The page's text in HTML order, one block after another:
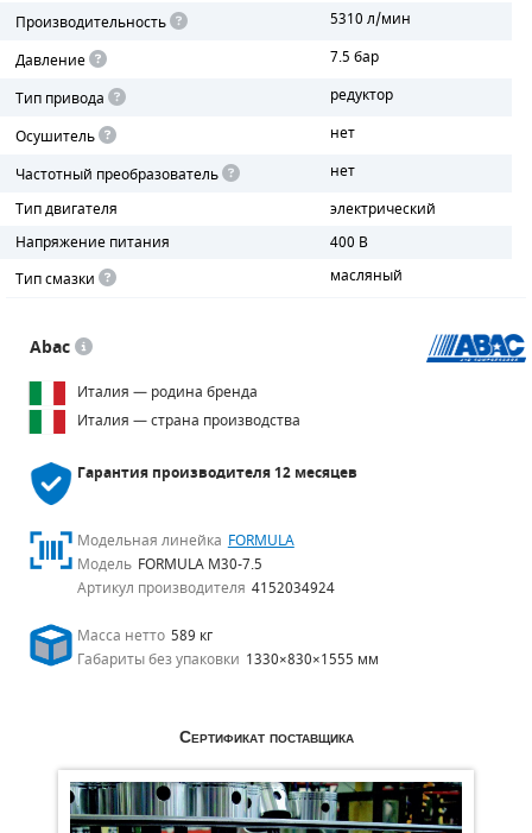
Производительность
5310 л/мин
Давление
7.5 бар
Тип привода
редуктор
Осушитель
нет
Частотный преобразователь
нет
Тип двигателя
электрический
Напряжение питания
400 В
Тип смазки
масляный
Abac
Италия — родина бренда
Италия — страна производства
Гарантия производителя12 месяцев
Модельная линейка FORMULA
Модель FORMULA M30-7.5
Артикул производителя 4152034924
Масса нетто 589 кг
Габариты без упаковки 1330×830×1555 мм
Сертификат поставщика
ПОРШНЕВЫЕ БЛОКИ
ДЕТАЛИ ПОРШНЕВЫХ КОМПРЕССОРОВ
ДЕТАЛИ НАСОСНОЙ ЧАСТИ
ШЛАНГИ ДЛЯ МОТОПОМП
ДЛЯ ВАКУУМНЫХ НАСОСОВ